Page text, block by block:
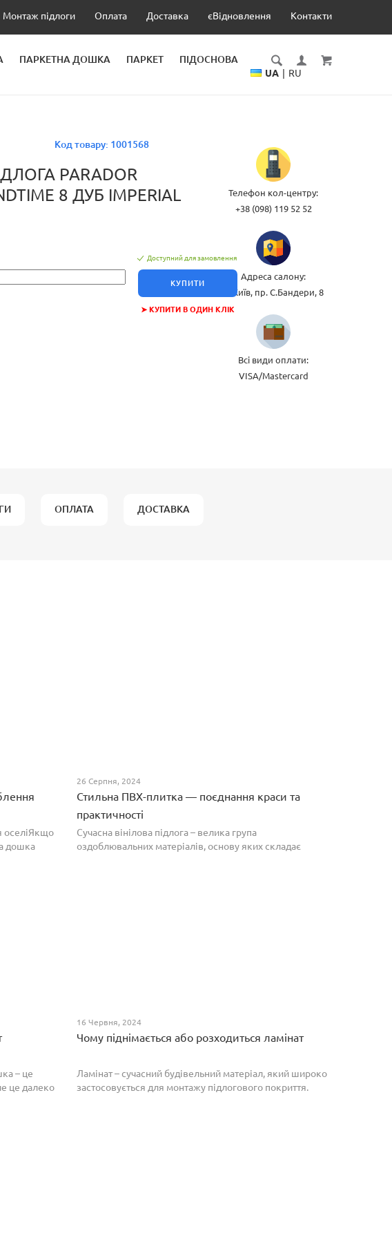
Монтаж підлоги Оплата Доставка єВідновлення Контакти
ПАРКЕТНА ДОШКА ПАРКЕТ
ПІДОСНОВА
UA RU
Код товару: 1001568
PARADOR
8 ДУБ IMPERIAL
Доступний для замовлення
КУПИТИ
➤ КУПИТИ В ОДИН КЛІК
Телефон кол-центру:
+38 (098) 119 52 52
Адреса салону:
м.Київ, пр. С.Бандери, 8
Всі види оплати:
VISA/Mastercard
ОПЛАТА ДОСТАВКА
оселіЯкщо
дошка
26 Серпня, 2024
Стильна ПВХ-плитка — поєднання краси та
практичності
Сучасна вінілова підлога – велика група
оздоблювальних матеріалів, основу яких складає
– це
це далеко
16 Червня, 2024
Чому піднімається або розходиться ламінат
Ламінат – сучасний будівельний матеріал, який широко
застосовується для монтажу підлогового покриття.